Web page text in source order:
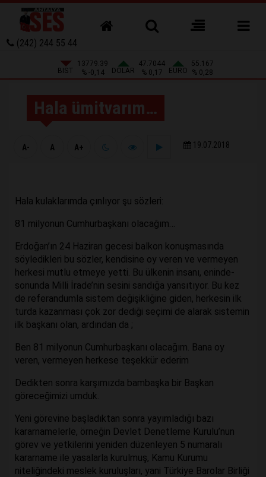
(242) 244 55 44
BIST
13779.39
% -0,14
DOLAR
47.7044
% 0,17
EURO
55.167
% 0,28
Hala ümitvarım…
A- A A+ 19.07.2018
Hala kulaklarımda çınlıyor şu sözleri:
81 milyonun Cumhurbaşkanı olacağım…
Erdoğan’ın 24 Haziran gecesi balkon konuşmasında
söyledikleri bu sözler, kendisine oy veren ve vermeyen
herkesi mutlu etmeye yetti. Bu ülkenin insanı, eninde-
sonunda Milli İrade’nin sesini sandığa yansıtıyor. Bu kez
de referandumla sistem değişikliğine giden, herkesin ilk
turda kazanması çok zor dediği seçimi de alarak sistemin
ilk başkanı olan, ardından da ;
Ben 81 milyonun Cumhurbaşkanı olacağım. Bana oy
veren, vermeyen herkese teşekkür ederim
Dedikten sonra karşımızda bambaşka bir Başkan
göreceğimizi umduk.
Yeni görevine başladıktan sonra yayımladığı bazı
kararnamelerle, örneğin Devlet Denetleme Kurulu’nun
görev ve yetkilerini yeniden düzenleyen 5 numaralı
kararname ile yasalarla kurulmuş, Kamu Kurumu
niteliğindeki meslek kuruluşları, yani Türkiye Barolar Birliği